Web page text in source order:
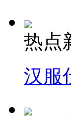
热点
汉服